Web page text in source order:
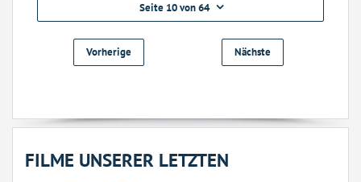
Seite 10 von 64
Vorherige Nächste
FILME UNSERER LETZTEN